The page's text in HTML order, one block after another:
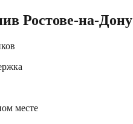
в Ростове-на-Дону
месте